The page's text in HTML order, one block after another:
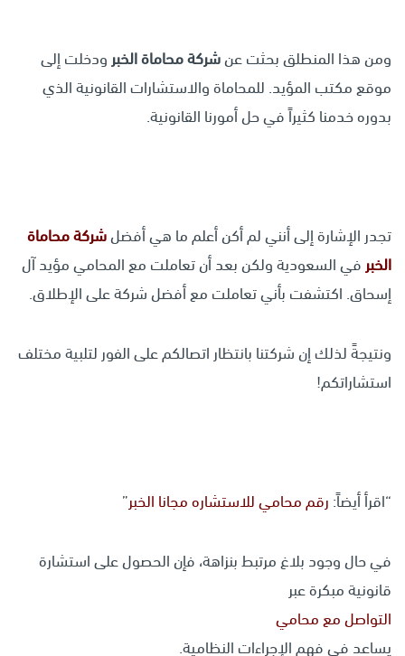
ومن هذا المنطلق بحثت عنشركة محاماة الخبرودخلت إلى
موقع مكتب المؤيد. للمحاماة والاستشارات القانونية الذي
بدوره خدمنا كثيراً في حل أمورنا القانونية.
تجدر الإشارة إلى أنني لم أكن أعلم ما هي أفضلشركة محاماة
الخبرفي السعودية ولكن بعد أن تعاملت مع المحامي مؤيد آل
إسحاق. اكتشفت بأني تعاملت مع أفضل شركة على الإطلاق.
ونتيجةً لذلك إن شركتنا بانتظار اتصالكم على الفور لتلبية مختلف
استشاراتكم!
“اقرأ أيضاً: رقم محامي للاستشاره مجانا الخبر”
في حال وجود بلاغ مرتبط بنزاهة، فإن الحصول على استشارة
قانونية مبكرة عبر
التواصل مع محامي
يساعد في فهم الإجراءات النظامية.